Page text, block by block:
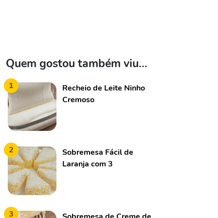
Quem gostou também viu...
1
Recheio de Leite Ninho
Cremoso
2
Sobremesa Fácil de
Laranja com 3
3